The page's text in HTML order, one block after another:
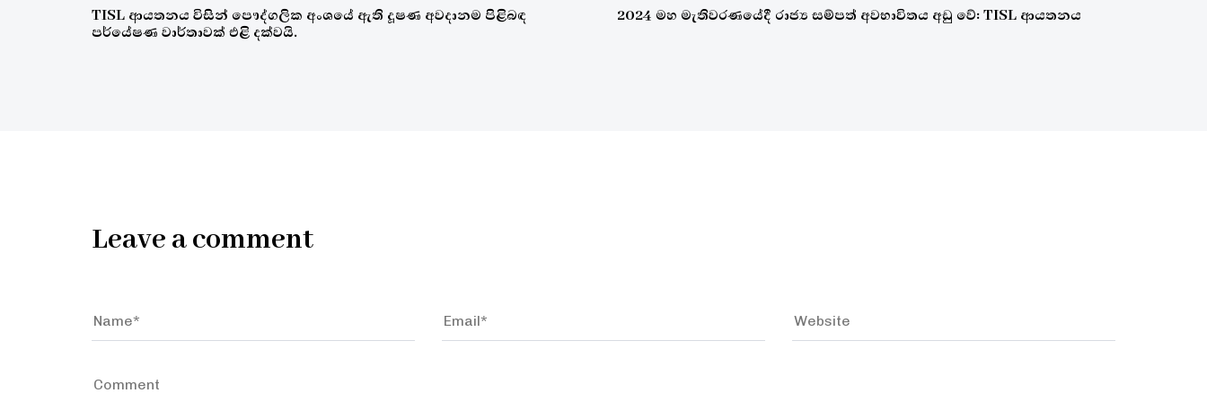
TISL ආයතනය විසින් පෞද්ගලික අංශයේ ඇති දූෂණ අවදානම පිළිබඳ
පර්යේෂණ වාර්තාවක් එළි දක්වයි.
2024 මහ මැතිවරණයේදී රාජ්‍ය සම්පත් අවභාවිතය අඩු වේ: TISL ආයතනය
Leave a comment